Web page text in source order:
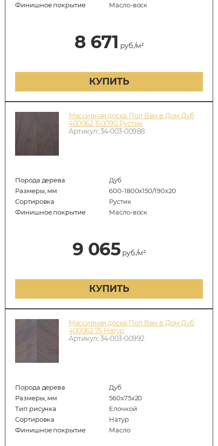
Финишное покрытие
Масло-воск
8 671 руб./м²
КУПИТЬ
Массивная доска Пол Вам в Дом Дуб
400062 150/190 Рустик
Артикул: 34-003-00988
Порода дерева
Дуб
Размеры, мм
600-1800x150/190x20
Сортировка
Рустик
Финишное покрытие
Масло-воск
9 065руб./м²
КУПИТЬ
Массивная доска Пол Вам в Дом Дуб
400062 75 Натур
Артикул: 34-003-00992
Порода дерева
Дуб
Размеры, мм
560x75x20
Тип рисунка
Елочкой
Сортировка
Натур
Финишное покрытие
Масло